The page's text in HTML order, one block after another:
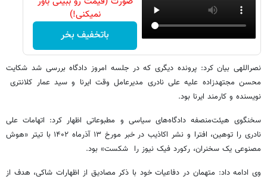
نمیکنی!)
باتخفیف بخر
نصراللهی بیان کرد: پرونده دیگری که در جلسه امروز دادگاه بررسی شد شکایت
محسن مجتهدزاده علیه علی نادری مدیرعامل وقت ایرنا و سید عمار کلانتری
نویسنده و کارمند ایرنا بود.
سخنگوی هیئت‌منصفه دادگاه‌های سیاسی و مطبوعاتی اظهار کرد: اتهامات علی
نادری را توهین، افترا و نشر اکاذیب در خبر مورخ ۱۳ آذرماه ۱۴۰۲ با تیتر «هوش
مصنوعی یک سخنران، رکورد فیک نیوز را شکست» بود.
وی ادامه داد: متهمان در دفاعیات خود با ذکر مصادیق از اظهارات شاکی، هدف از